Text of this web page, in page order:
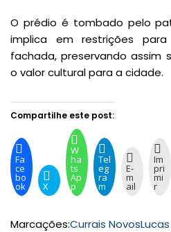
O prédio é tombado pelo
implica em restrições
fachada, preservando assim
o valor cultural para a cidade.
Compartilhe este post:
Fa
ce
bo
ok X
W
ha
ts
Ap
p
Tel
eg
ra
m
E-
m
ail
Im
pri
mi
r
Marcações:Currais Novos